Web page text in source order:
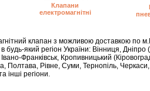
Клапани
електромагнітні
клапан з можливою доставкою по
який регіон України: Вінниця, Дніпро
Франківськ, Кропивницький
Полтава, Рівне, Суми, Тернопіль, Черкаси,
інші регіони.